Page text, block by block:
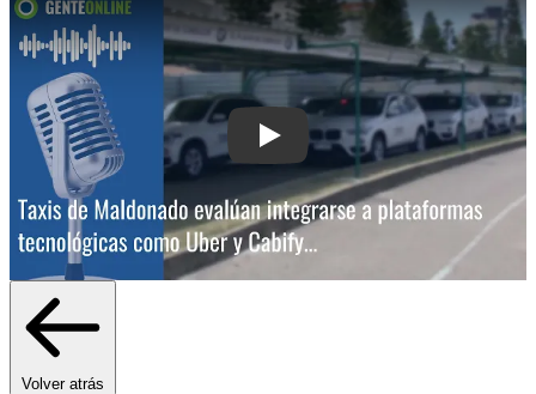
Play: Taxis de Maldonado evalúan
Volver atrás